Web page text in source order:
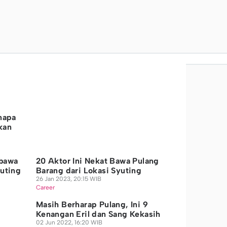
20 Aktor Ini Nekat Bawa Pulang
Barang dari Lokasi Syuting
26 Jan 2023, 20:15 WIB
Career
Masih Berharap Pulang, Ini 9
Kenangan Eril dan Sang Kekasih
02 Jun 2022, 16:20 WIB